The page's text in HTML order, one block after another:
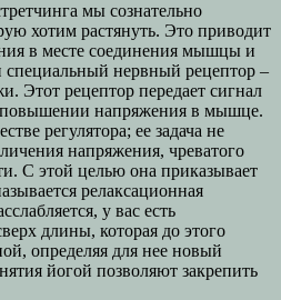
мы сознательно
хотим растянуть. Это приводит
в месте соединения мышцы и
специальный нервный рецептор –
Этот рецептор передает сигнал
повышении напряжения в мышце.
регулятора; ее задача не
напряжения, чреватого
С этой целью она приказывает
релаксационная
у вас есть
длины, которая до этого
определяя для нее новый
йогой позволяют закрепить